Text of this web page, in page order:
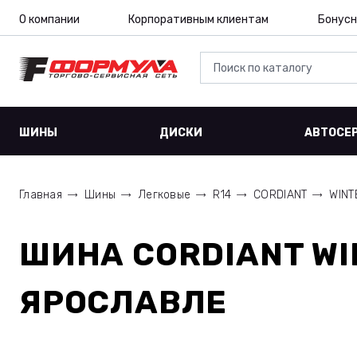
О компании Корпоративным клиентам
ШИНЫ ДИСКИ
Главная Шины Легковые R14 CORDIANT
ШИНА CORDIANT
ЯРОСЛАВЛЕ